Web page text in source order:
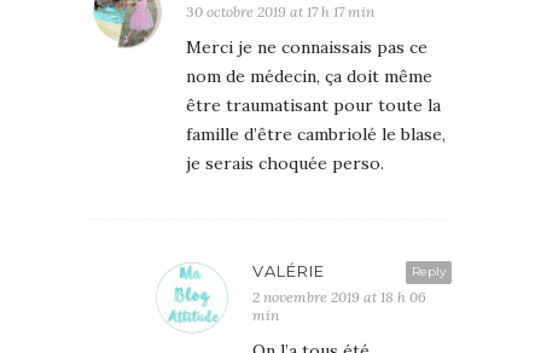
30 octobre 2019 at 17 h 17 min
Merci je ne connaissais pas ce
nom de médecin, ça doit même
être traumatisant pour toute la
famille d’être cambriolé le blase,
je serais choquée perso.
Reply
VALÉRIE
2 novembre 2019 at 18 h 06
min